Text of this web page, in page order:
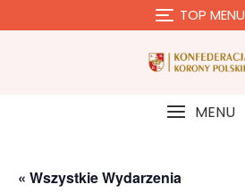
to
TOP MENU
MENU
« Wszystkie Wydarzenia